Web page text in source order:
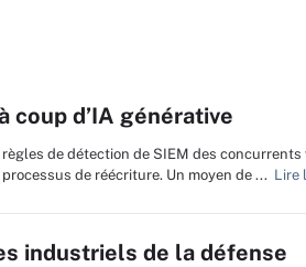
coup d’IA générative
de détection de SIEM des concurrents
de réécriture. Un moyen de ... Lire
industriels de la défense